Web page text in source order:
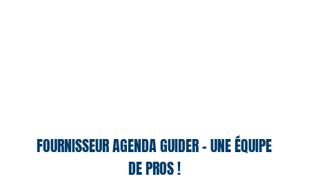
FOURNISSEUR AGENDA GUIDER – UNE ÉQUIPE
DE PROS !